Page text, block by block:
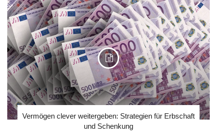
Vermögen clever weitergeben: Strategien für Erbschaft
und Schenkung